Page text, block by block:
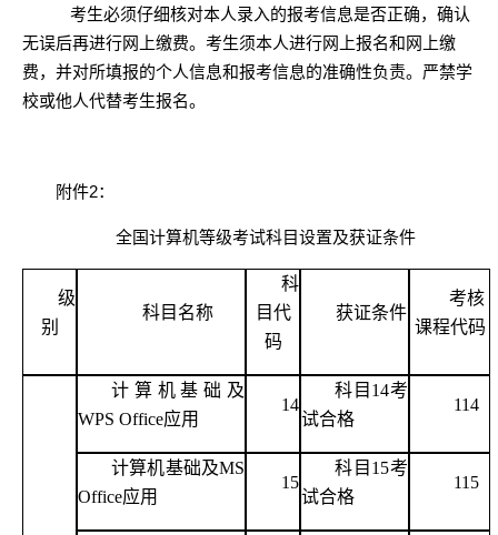
考生必须仔细核对本人录入的报考信息是否正确，确认
无误后再进行网上缴费。考生须本人进行网上报名和网上缴
费，并对所填报的个人信息和报考信息的准确性负责。严禁学
校或他人代替考生报名。
附件2：
全国计算机等级考试科目设置及获证条件
级
别
科目名称
科
目代
码
获证条件
考核
课程代码
计算机基础及
WPS Office应用
14
科目 14考
试合格
114
计算机基础及MS
Office应用
15
科目 15考
试合格
115